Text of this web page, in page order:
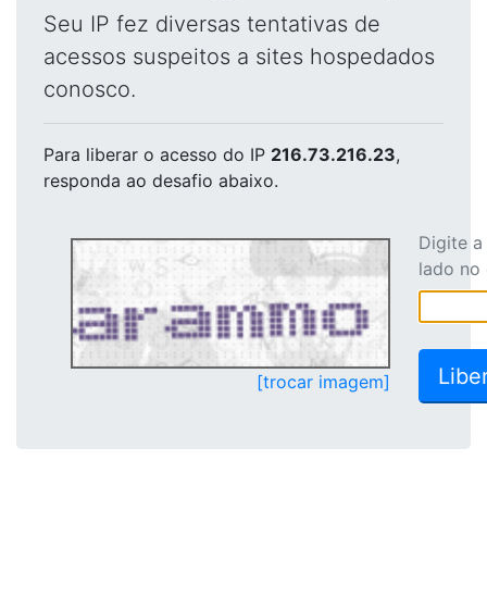
Seu IP fez diversas tentativas de
acessos suspeitos a sites hospedados
conosco.
Para liberar o acesso do IP 216.73.216.23,
responda ao desafio abaixo.
[trocar imagem]
Digite
lado no